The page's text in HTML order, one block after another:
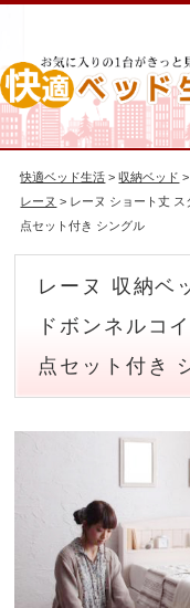
快適ベッド生活 >収納ベッド
レーヌ > レーヌ ショート丈
点セット付き シングル
レーヌ 収納ベ
ドボンネルコ
点セット付き